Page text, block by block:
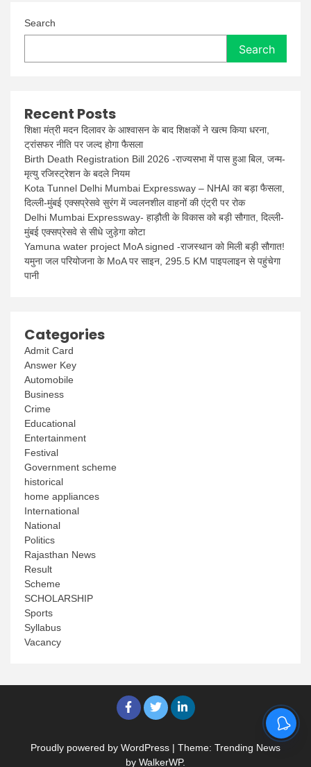
Search
Search
Recent Posts
शिक्षा मंत्री मदन दिलावर के आश्वासन के बाद शिक्षकों ने खत्म किया धरना,
ट्रांसफर नीति पर जल्द होगा फैसला
Birth Death Registration Bill 2026 -राज्यसभा में पास हुआ बिल, जन्म-
मृत्यु रजिस्ट्रेशन के बदले नियम
Kota Tunnel Delhi Mumbai Expressway – NHAI का बड़ा फैसला,
दिल्ली-मुंबई एक्सप्रेसवे सुरंग में ज्वलनशील वाहनों की एंट्री पर रोक
Delhi Mumbai Expressway- हाड़ौती के विकास को बड़ी सौगात, दिल्ली-
मुंबई एक्सप्रेसवे से सीधे जुड़ेगा कोटा
Yamuna water project MoA signed -राजस्थान को मिली बड़ी सौगात!
यमुना जल परियोजना के MoA पर साइन, 295.5 KM पाइपलाइन से पहुंचेगा
पानी
Categories
Admit Card
Answer Key
Automobile
Business
Crime
Educational
Entertainment
Festival
Government scheme
historical
home appliances
International
National
Politics
Rajasthan News
Result
Scheme
SCHOLARSHIP
Sports
Syllabus
Vacancy
Proudly powered by WordPress | Theme: Trending News
by WalkerWP.